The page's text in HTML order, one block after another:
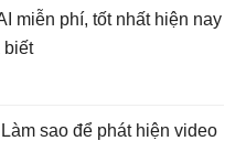
miễn phí, tốt nhất hiện nay
biết
sao để phát hiện video